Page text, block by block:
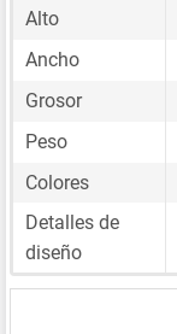
Alto
Ancho
Grosor
Peso
Colores
Detalles de
diseño